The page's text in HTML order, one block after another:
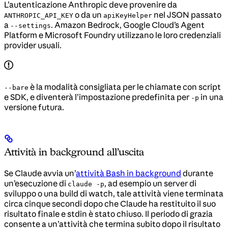
L’autenticazione Anthropic deve provenire da
ANTHROPIC_API_KEY o da un apiKeyHelper nel JSON passato
a --settings. Amazon Bedrock, Google Cloud’s Agent
Platform e Microsoft Foundry utilizzano le loro credenziali
provider usuali.
--bare è la modalità consigliata per le chiamate con script
e SDK, e diventerà l’impostazione predefinita per -p in una
versione futura.
Attività in background all’uscita
Se Claude avvia un’attività Bash in background durante
un’esecuzione di claude -p, ad esempio un server di
sviluppo o una build di watch, tale attività viene terminata
circa cinque secondi dopo che Claude ha restituito il suo
risultato finale e stdin è stato chiuso. Il periodo di grazia
consente a un’attività che termina subito dopo il risultato